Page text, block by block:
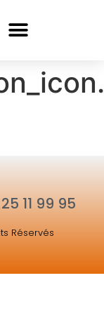
11 99 95
Réservés